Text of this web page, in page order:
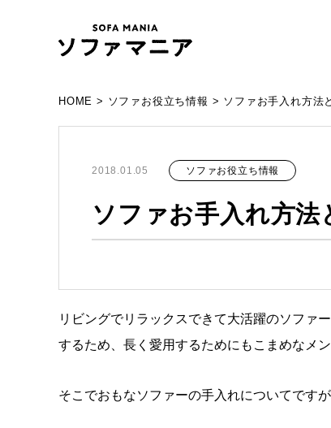
HOME > ソファお役立ち情報 > ソファお手入れ方法
2018.01.05 ソファお役立ち情報
ソファお手入れ方
リビングでリラックスできて大活躍のソファ
するため、長く愛用するためにもこまめなメ
そこでおもなソファーの手入れについてです